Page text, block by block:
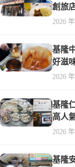
創旅
夜，
2026
基隆
好滋
2026
基隆
高人
2026
基隆